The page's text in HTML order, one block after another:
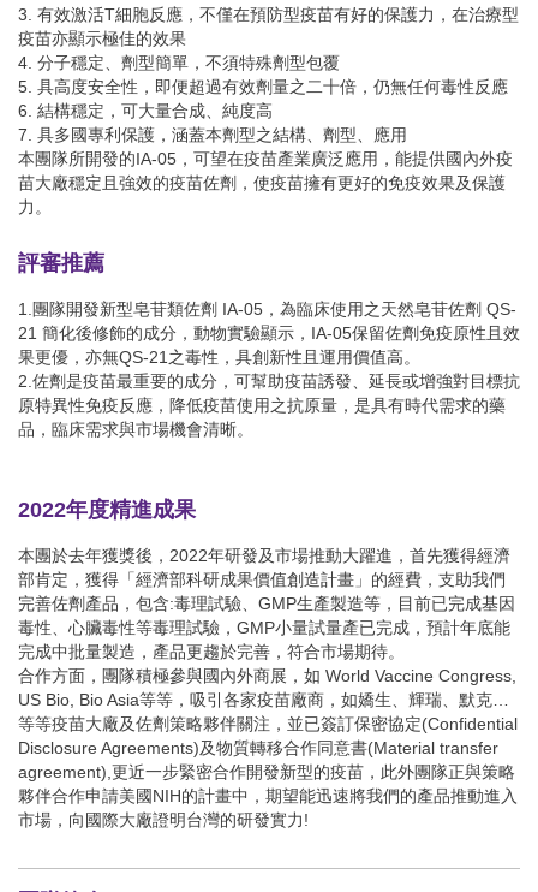
3. 有效激活T細胞反應，不僅在預防型疫苗有好的保護力，在治療型
疫苗亦顯示極佳的效果
4. 分子穩定、劑型簡單，不須特殊劑型包覆
5. 具高度安全性，即便超過有效劑量之二十倍，仍無任何毒性反應
6. 結構穩定，可大量合成、純度高
7. 具多國專利保護，涵蓋本劑型之結構、劑型、應用
本團隊所開發的IA-05，可望在疫苗產業廣泛應用，能提供國內外疫
苗大廠穩定且強效的疫苗佐劑，使疫苗擁有更好的免疫效果及保護
力。
評審推薦
1.團隊開發新型皂苷類佐劑 IA-05，為臨床使用之天然皂苷佐劑 QS-
21 簡化後修飾的成分，動物實驗顯示，IA-05保留佐劑免疫原性且效
果更優，亦無QS-21之毒性，具創新性且運用價值高。
2.佐劑是疫苗最重要的成分，可幫助疫苗誘發、延長或增強對目標抗
原特異性免疫反應，降低疫苗使用之抗原量，是具有時代需求的藥
品，臨床需求與市場機會清晰。
2022年度精進成果
本團於去年獲獎後，2022年研發及市場推動大躍進，首先獲得經濟
部肯定，獲得「經濟部科研成果價值創造計畫」的經費，支助我們
完善佐劑產品，包含:毒理試驗、GMP生產製造等，目前已完成基因
毒性、心臟毒性等毒理試驗，GMP小量試量產已完成，預計年底能
完成中批量製造，產品更趨於完善，符合市場期待。
合作方面，團隊積極參與國內外商展，如 World Vaccine Congress,
US Bio, Bio Asia等等，吸引各家疫苗廠商，如嬌生、輝瑞、默克…
等等疫苗大廠及佐劑策略夥伴關注，並已簽訂保密協定(Confidential
Disclosure Agreements)及物質轉移合作同意書(Material transfer
agreement),更近一步緊密合作開發新型的疫苗，此外團隊正與策略
夥伴合作申請美國NIH的計畫中，期望能迅速將我們的產品推動進入
市場，向國際大廠證明台灣的研發實力!